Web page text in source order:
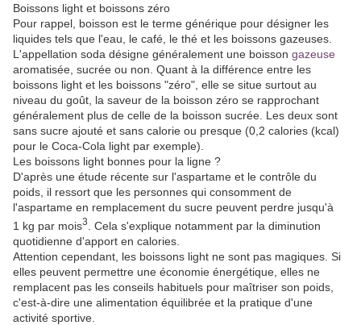
Boissons light et boissons zéro
Pour rappel, boisson est le terme générique pour désigner les
liquides tels que l'eau, le café, le thé et les boissons gazeuses.
L'appellation soda désigne généralement une boisson gazeuse
aromatisée, sucrée ou non. Quant à la différence entre les
boissons light et les boissons "zéro", elle se situe surtout au
niveau du goût, la saveur de la boisson zéro se rapprochant
généralement plus de celle de la boisson sucrée. Les deux sont
sans sucre ajouté et sans calorie ou presque (0,2 calories (kcal)
pour le Coca-Cola light par exemple).
Les boissons light bonnes pour la ligne ?
D'après une étude récente sur l'aspartame et le contrôle du
poids, il ressort que les personnes qui consomment de
l'aspartame en remplacement du sucre peuvent perdre jusqu'à
1 kg par mois3
. Cela s'explique notamment par la diminution
quotidienne d'apport en calories.
Attention cependant, les boissons light ne sont pas magiques. Si
elles peuvent permettre une économie énergétique, elles ne
remplacent pas les conseils habituels pour maîtriser son poids,
c'est-à-dire une alimentation équilibrée et la pratique d'une
activité sportive.